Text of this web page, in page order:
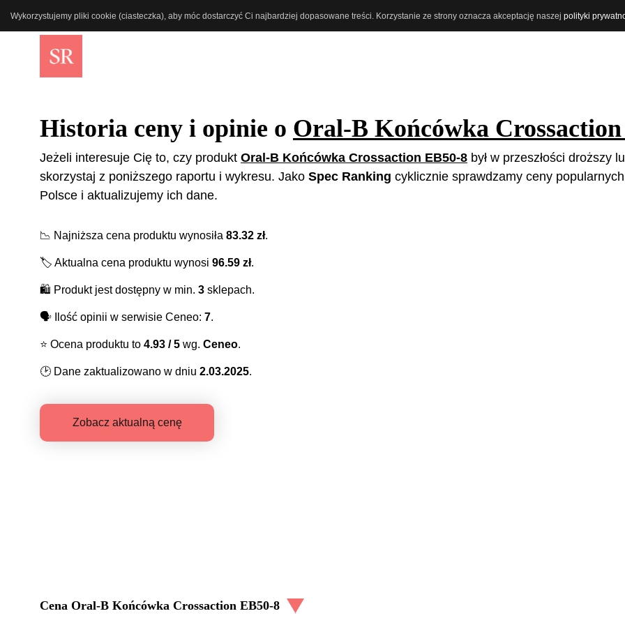
Wykorzystujemy pliki cookie (ciasteczka), aby móc dostarczyć Ci najbardziej dopasowane treści. Korzystanie ze strony oznacza akceptację naszej polityki
Historia ceny i opinie o Oral-B Końcówka
Jeżeli interesuje Cię to, czy produkt Oral-B Końcówka Crossaction EB50-8 był w przeszłości droższy
skorzystaj z poniższego raportu i wykresu. Jako Spec Ranking cyklicznie sprawdzamy ceny
Polsce i aktualizujemy ich dane.
📉 Najniższa cena produktu wynosiła 83.32 zł.
🏷️ Aktualna cena produktu wynosi 96.59 zł.
🛍️ Produkt jest dostępny w min. 3 sklepach.
🗣️ Ilość opinii w serwisie Ceneo: 7.
⭐️ Ocena produktu to 4.93 / 5 wg. Ceneo.
🕑 Dane zaktualizowano w dniu 2.03.2025.
Zobacz aktualną cenę
Cena Oral-B Końcówka Crossaction EB50-8